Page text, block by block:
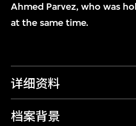
Ahmed Parvez, who was
at the same time.
详细资料
档案背景